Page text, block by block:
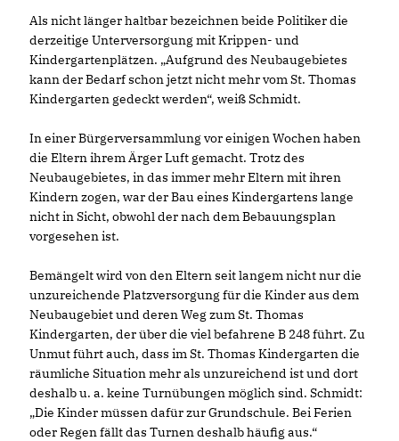
Als nicht länger haltbar bezeichnen beide Politiker die
derzeitige Unterversorgung mit Krippen- und
Kindergartenplätzen. „Aufgrund des Neubaugebietes
kann der Bedarf schon jetzt nicht mehr vom St. Thomas
Kindergarten gedeckt werden“, weiß Schmidt.
In einer Bürgerversammlung vor einigen Wochen haben
die Eltern ihrem Ärger Luft gemacht. Trotz des
Neubaugebietes, in das immer mehr Eltern mit ihren
Kindern zogen, war der Bau eines Kindergartens lange
nicht in Sicht, obwohl der nach dem Bebauungsplan
vorgesehen ist.
Bemängelt wird von den Eltern seit langem nicht nur die
unzureichende Platzversorgung für die Kinder aus dem
Neubaugebiet und deren Weg zum St. Thomas
Kindergarten, der über die viel befahrene B 248 führt. Zu
Unmut führt auch, dass im St. Thomas Kindergarten die
räumliche Situation mehr als unzureichend ist und dort
deshalb u. a. keine Turnübungen möglich sind. Schmidt:
Die Kinder müssen dafür zur Grundschule. Bei Ferien
oder Regen fällt das Turnen deshalb häufig aus.“